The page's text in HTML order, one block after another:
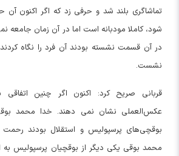
تماشاگری بلند شد و حرفی زد که اگر اکنون آن
شود، کاملا مودبانه است اما در آن زمان جامعه
در آن قسمت نشسته بودند آن فرد را نگاه کردند
نشست.
قربانی صریح کرد: اکنون اگر چنین اتفاقی
عکس‌العملینشان نمی دهند. خدا محمد
بوقچی‌های پرسپولیس و استقلال بودند رحمت
محمد بوقی یکی دیگر ازبوقچیانپرسپولیس به